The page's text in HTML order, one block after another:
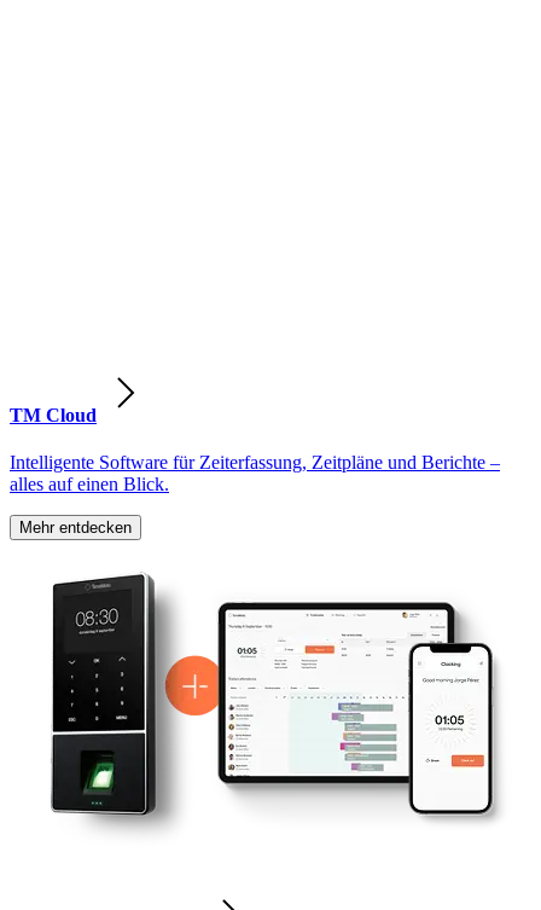
TM Cloud
Intelligente Software für Zeiterfassung, Zeitpläne und Berichte –
alles auf einen Blick.
Mehr entdecken